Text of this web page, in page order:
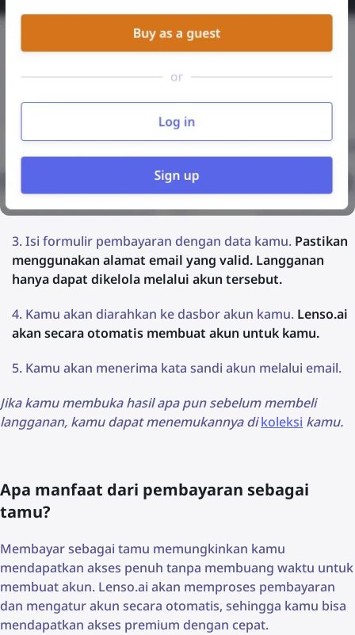
Isi formulir pembayaran dengan data kamu. Pastikan
menggunakan alamat email yang valid. Langganan
hanya dapat dikelola melalui akun tersebut.
Kamu akan diarahkan ke dasbor akun kamu. Lenso.ai
akan secara otomatis membuat akun untuk kamu.
Kamu akan menerima kata sandi akun melalui email.
Jika kamu membuka hasil apa pun sebelum membeli
langganan, kamu dapat menemukannya dikoleksi kamu.
Apa manfaat dari pembayaran sebagai
tamu?
Membayar sebagai tamu memungkinkan kamu
mendapatkan akses penuh tanpa membuang waktu untuk
membuat akun. Lenso.ai akan memproses pembayaran
dan mengatur akun secara otomatis, sehingga kamu bisa
mendapatkan akses premium dengan cepat.